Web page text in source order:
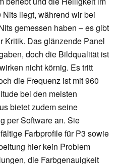
liegt, während wir bei
gemessen haben – es gibt
Kritik. Das glänzende Panel
doch die Bildqualität ist
nicht körnig. Es tritt
die Frequenz ist mit 960
bei den meisten
bietet zudem seine
per Software an. Sie
Farbprofile für P3 sowie
hier kein Problem
die Farbgenauigkeit